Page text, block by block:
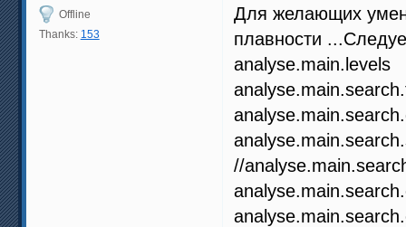
Offline
Thanks: 153
Для желающих
плавности
//